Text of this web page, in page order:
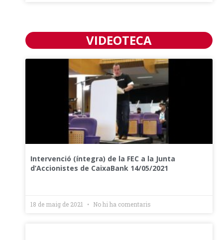
VIDEOTECA
Intervenció (íntegra) de la FEC a la Junta
d’Accionistes de CaixaBank 14/05/2021
18 de maig de 2021 No hi ha comentaris